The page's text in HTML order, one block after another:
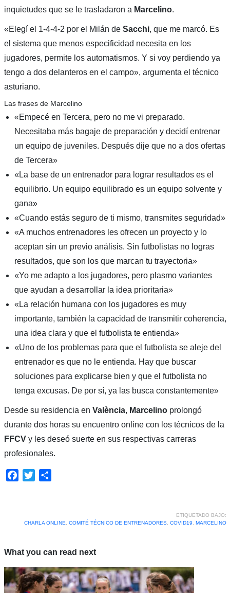
inquietudes que se le trasladaron a Marcelino.
«Elegí el 1-4-4-2 por el Milán de Sacchi, que me marcó. Es
el sistema que menos especificidad necesita en los
jugadores, permite los automatismos. Y si voy perdiendo ya
tengo a dos delanteros en el campo», argumenta el técnico
asturiano.
Las frases de Marcelino
«Empecé en Tercera, pero no me vi preparado.
Necesitaba más bagaje de preparación y decidí entrenar
un equipo de juveniles. Después dije que no a dos ofertas
de Tercera»
«La base de un entrenador para lograr resultados es el
equilibrio. Un equipo equilibrado es un equipo solvente y
gana»
«Cuando estás seguro de ti mismo, transmites seguridad»
«A muchos entrenadores les ofrecen un proyecto y lo
aceptan sin un previo análisis. Sin futbolistas no logras
resultados, que son los que marcan tu trayectoria»
«Yo me adapto a los jugadores, pero plasmo variantes
que ayudan a desarrollar la idea prioritaria»
«La relación humana con los jugadores es muy
importante, también la capacidad de transmitir coherencia,
una idea clara y que el futbolista te entienda»
«Uno de los problemas para que el futbolista se aleje del
entrenador es que no le entienda. Hay que buscar
soluciones para explicarse bien y que el futbolista no
tenga excusas. De por sí, ya las busca constantemente»
Desde su residencia en València, Marcelinoprolongó
durante dos horas su encuentro online con los técnicos de la
FFCVy les deseó suerte en sus respectivas carreras
profesionales.
Facebook
Twitter
ETIQUETADO BAJO:
CHARLA ONLINE
COMITÉ TÉCNICO DE ENTRENADORES, COVID19 MARCELINO
What you can read next